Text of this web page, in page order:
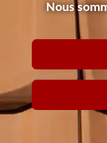
Nous